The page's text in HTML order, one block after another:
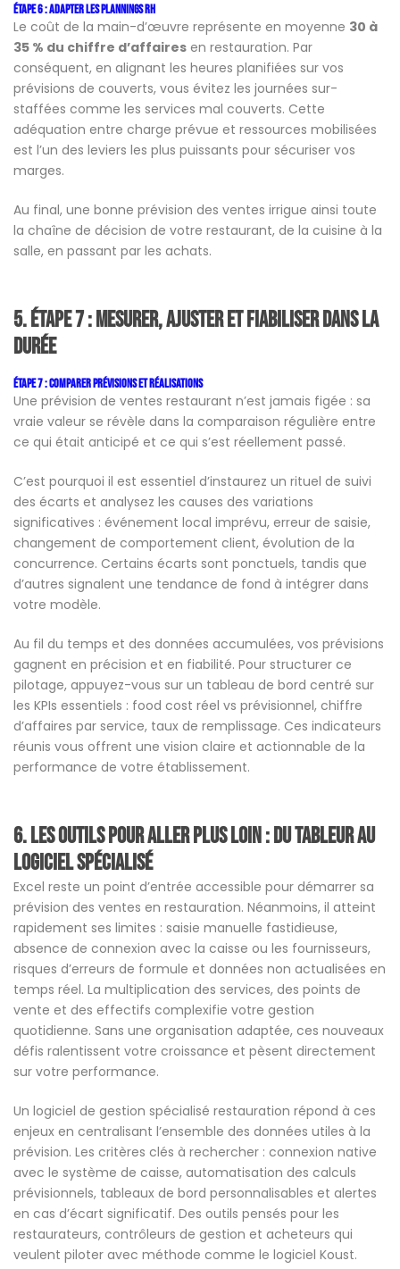
Étape 6 : Adapter les plannings RH
Le coût de la main-d’œuvre représente en moyenne 30 à
35 % du chiffre d’affaires en restauration. Par
conséquent, en alignant les heures planifiées sur vos
prévisions de couverts, vous évitez les journées sur-
staffées comme les services mal couverts. Cette
adéquation entre charge prévue et ressources mobilisées
est l’un des leviers les plus puissants pour sécuriser vos
marges.
Au final, une bonne prévision des ventes irrigue ainsi toute
la chaîne de décision de votre restaurant, de la cuisine à la
salle, en passant par les achats.
5. Étape 7 : Mesurer, ajuster et fiabiliser dans la
durée
Étape 7 : Comparer prévisions et réalisations
Une prévision de ventes restaurant n’est jamais figée : sa
vraie valeur se révèle dans la comparaison régulière entre
ce qui était anticipé et ce qui s’est réellement passé.
C’est pourquoi il est essentiel d’instaurez un rituel de suivi
des écarts et analysez les causes des variations
significatives : événement local imprévu, erreur de saisie,
changement de comportement client, évolution de la
concurrence. Certains écarts sont ponctuels, tandis que
d’autres signalent une tendance de fond à intégrer dans
votre modèle.
Au fil du temps et des données accumulées, vos prévisions
gagnent en précision et en fiabilité. Pour structurer ce
pilotage, appuyez-vous sur un tableau de bord centré sur
les KPIs essentiels : food cost réel vs prévisionnel, chiffre
d’affaires par service, taux de remplissage. Ces indicateurs
réunis vous offrent une vision claire et actionnable de la
performance de votre établissement.
6. Les outils pour aller plus loin : du tableur au
logiciel spécialisé
Excel reste un point d’entrée accessible pour démarrer sa
prévision des ventes en restauration. Néanmoins, il atteint
rapidement ses limites : saisie manuelle fastidieuse,
absence de connexion avec la caisse ou les fournisseurs,
risques d’erreurs de formule et données non actualisées en
temps réel. La multiplication des services, des points de
vente et des effectifs complexifie votre gestion
quotidienne. Sans une organisation adaptée, ces nouveaux
défis ralentissent votre croissance et pèsent directement
sur votre performance.
Un logiciel de gestion spécialisé restauration répond à ces
enjeux en centralisant l’ensemble des données utiles à la
prévision. Les critères clés à rechercher : connexion native
avec le système de caisse, automatisation des calculs
prévisionnels, tableaux de bord personnalisables et alertes
en cas d’écart significatif. Des outils pensés pour les
restaurateurs, contrôleurs de gestion et acheteurs qui
veulent piloter avec méthode comme le logiciel Koust.